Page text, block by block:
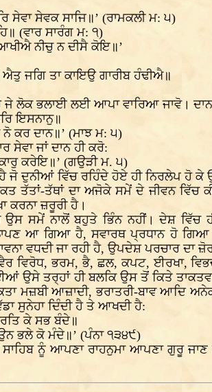
ਸੇਵਾ ਸੇਵਕ ਸਾਜਿ॥’ (ਰਾਮਕਲੀ ਮ: ੫)
(ਵਾਰ ਸਾਰੰਗ ਮ: ੧)
ਨੀਚੁ ਨ ਦੀਸੈ ਕੋਇ॥’
ਐਤੁ ਜਗਿ ਤਾ ਕਾਇਉ ਗਾਰੀਬ ਹੰਢੀਐ॥
ਜੇ ਲੋਕ ਭਲਾਈ ਲਈ ਆਪਾ ਵਾਰਿਆ ਜਾਵੋ। ਦਾਨ
ਇਸਨਾਨੁ॥
ਕਰ ਦਾਨ॥’ (ਮਾਝ ਮ: ੫)
ਜਾਂ ਦਾਨ ਹੀ ਕਰੋ:
ਕਰੇਇ॥’ (ਗਉੜੀ ਮ. ੫)
ਜੋ ਦੁਨੀਆਂ ਵਿੱਚ ਰਹਿੰਦੇ ਹੋਏ ਹੀ ਨਿਰਲੇਪ ਹੋ
ਤੱਤਾਂ-ਤੱਥਾਂ ਦਾ ਅਜੋਕੇ ਸਮੇਂ ਦੇ ਜੀਵਨ ਵਿੱਚ
ਕਰਨਾ ਜ਼ਰੂਰੀ ਹੈ।
ਉਸ ਸਮੇਂ ਨਾਲੋਂ ਬਹੁਤੇ ਭਿੰਨ ਨਹੀਂ। ਦੇਸ਼ ਵਿੱਚ
ਆ ਗਿਆ ਹੈ, ਸਵਾਰਥ ਪ੍ਰਧਾਨ ਹੋ ਗਿਆ
ਵਧਦੀ ਜਾ ਰਹੀ ਹੈ, ਉਪਦੇਸ਼ ਪਰਚਾਰ
ਵੈਰ ਵਿਰੋਧ, ਭਰਮ, ਭੈ, ਛਲ, ਕਪਟ, ਈਰਖਾ,
ਤਰ੍ਹਾਂ ਹੀ ਬਲਕਿ ਉਸ ਤੋਂ ਕਿਤੇ ਤਾਕਤਵਰ
ਏਕਤਾ ਮਜ਼ਬੀ ਆਜ਼ਾਦੀ, ਭਰਾਤਰੀ-ਬਾਵ
ਸੁਨੇਹਾ ਦਿੰਦੀ ਹੈ ਤੇ ਆਖਦੀ ਹੈ:
ਕੇ ਸਭ ਬੰਦੇ॥
ਭਲੇ ਕੋ ਮੰਦੇ॥’ (ਪੰਨਾ ੧੩੪੯)
ਨੂੰ ਆਪਣਾ ਰਾਹਨੁਮਾ ਆਪਣਾ ਗੁਰੂ